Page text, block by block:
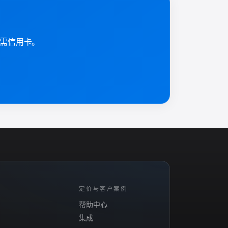
信用卡。
定价与客户案例
帮助中心
集成